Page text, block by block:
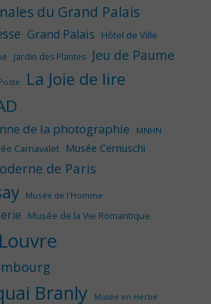
du Grand Palais
Grand Palais Hôtel de Ville
Jardin des Plantes Jeu de Paume
La Joie de lire
de la photographie
MNHN
Carnavalet Musée Cernuschi
de Paris
Musée de l'Homme
Musée de la Vie Romantique
Branly Musée en Herbe